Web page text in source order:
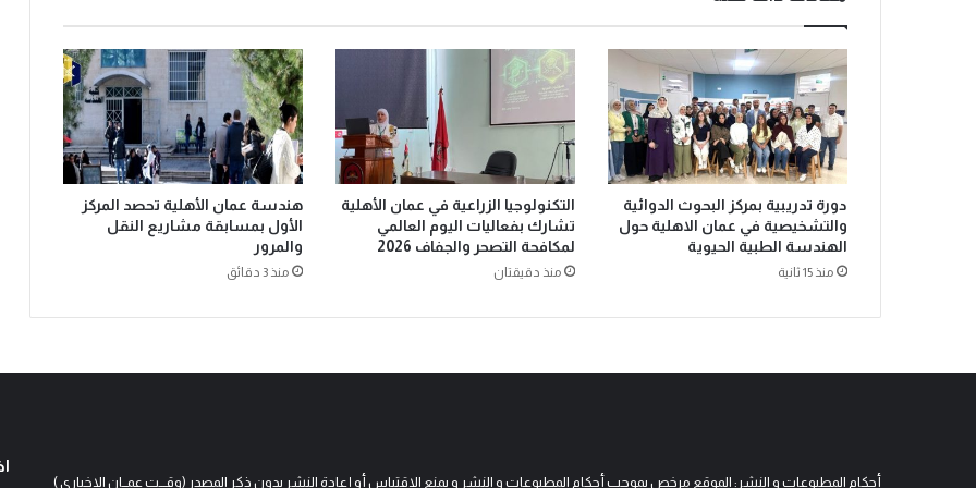
دورة تدريبية بمركز البحوث الدوائية
والتشخيصية في عمان الاهلية حول
الهندسة الطبية الحيوية
منذ 15 ثانية
التكنولوجيا الزراعية في عمان الأهلية
تشارك بفعاليات اليوم العالمي
لمكافحة التصحر والجفاف 2026
منذ دقيقتان
هندسة عمان الأهلية تحصد المركز
الأول بمسابقة مشاريع النقل
والمرور
منذ 3 دقائق
أحكام المطبوعات و النشر: الموقع مرخص بموجب أحكام المطبوعات و النشر و يمنع الاقتباس أو إعادة النشر بدون ذكر المصدر (وقـــت عمــان الاخباري )